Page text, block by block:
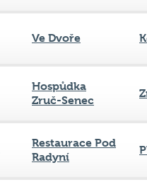
Ve Dvoře
Hospůdka
Zruč-Senec
Restaurace Pod
Radyní